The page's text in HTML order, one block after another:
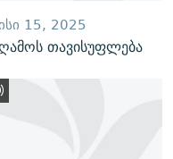
15, 2025
თავისუფლება